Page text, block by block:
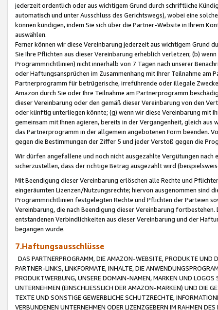
jederzeit ordentlich oder aus wichtigem Grund durch schriftliche
automatisch und unter Ausschluss des Gerichtswegs), wobei eine
können kündigen, indem Sie sich über die Partner-Website in Ihrem
auswählen.
Ferner können wir diese Vereinbarung jederzeit aus wichtigem Grund
Sie Ihre Pflichten aus dieser Vereinbarung erheblich verletzen; (b)
Programmrichtlinien) nicht innerhalb von 7 Tagen nach unserer
oder Haftungsansprüchen im Zusammenhang mit Ihrer Teilnahme am
Partnerprogramm für betrügerische, irreführende oder illegale
Amazon durch Sie oder Ihre Teilnahme am Partnerprogramm
dieser Vereinbarung oder den gemäß dieser Vereinbarung von den
oder künftig unterliegen könnte; (g) wenn wir diese Vereinbarung mit
gemeinsam mit Ihnen agieren, bereits in der Vergangenheit, gleich
das Partnerprogramm in der allgemein angebotenen Form beenden.
gegen die Bestimmungen der Ziffer 5 und jeder Verstoß gegen die
Wir dürfen angefallene und noch nicht ausgezahlte Vergütungen
sicherzustellen, dass der richtige Betrag ausgezahlt wird
Mit Beendigung dieser Vereinbarung erlöschen alle Rechte und
eingeräumten Lizenzen/Nutzungsrechte; hiervon ausgenommen sind
Programmrichtlinien festgelegten Rechte und Pflichten der Parteien
Vereinbarung, die nach Beendigung dieser Vereinbarung
entstandenen Verbindlichkeiten aus dieser Vereinbarung und der
begangen wurde.
7.Haftungsausschlüsse
DAS PARTNERPROGRAMM, DIE AMAZON-WEBSITE, PRODUKTE UND
PARTNER-LINKS, LINKFORMATE, INHALTE, DIE
PRODUKTWERBUNG, UNSERE DOMAIN-NAMEN, MARKEN UND
UNTERNEHMEN (EINSCHLIESSLICH DER AMAZON-MARKEN) UND DIE
TEXTE UND SONSTIGE GEWERBLICHE SCHUTZRECHTE,
VERBUNDENEN UNTERNEHMEN ODER LIZENZGEBERN IM RAHMEN